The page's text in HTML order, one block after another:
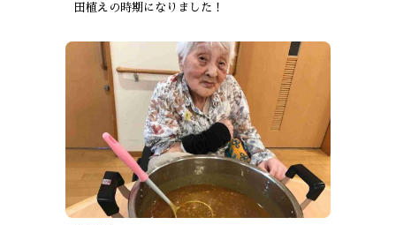
田植えの時期になりました！